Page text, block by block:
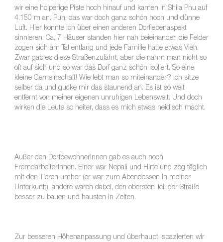
wir eine holperige Piste hoch hinauf und kamen in Shila Phu auf
4.150 m an. Puh, das war doch ganz schön hoch und dünne
Luft. Hier konnte ich über einen anderen Dorflebenaspekt
sinnieren. Ca. 7 Häuser standen hier nah beieinander, die Felder
zogen sich am Tal entlang und jede Familie hatte etwas Vieh.
Zwar gab es diese Straßenzufahrt, aber die nahm man nicht so
oft auf sich und so war das Dorf ganz schön isoliert. So eine
kleine Gemeinschaft! Wie lebt man so miteinander? Ich sitze
selber da und gucke mir das staunend an. Es ist so weit
entfernt von meiner eigenen unruhigen Lebenswelt. Und doch
wirken die Leute so heiter, dass es mich etwas neidisch macht.
Außer den DorfbewohnerInnen gab es auch noch
FremdarbeiterInnen. Einer war Nepali und Hirte und zog täglich
mit den Tieren umher (er war zum Abendessen in meiner
Unterkunft), andere waren dabei, den obersten Teil der Straße
besser zu bauen und hausten in Zelten.
Zur besseren Höhenanpassung und überhaupt, spazierten wir